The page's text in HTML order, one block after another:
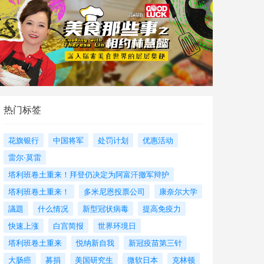
热门标签
花旗银行 中国将军 处罚计划
优惠活动
雷尔·莫雷
塔利班卷土重来！拜登仍决定为阿富汗撤军辩护
塔利班卷土重来！
多米尼恩投票公司
康奈尔大学
議題
什么情况 新型冠状病毒
提高免疫力
快速上涨
白宫简报
世界环境日
塔利班卷土重来
悦纳新自我
新冠疫苗第三针
大肠癌
募捐 美国研究生 微软日本 克林顿